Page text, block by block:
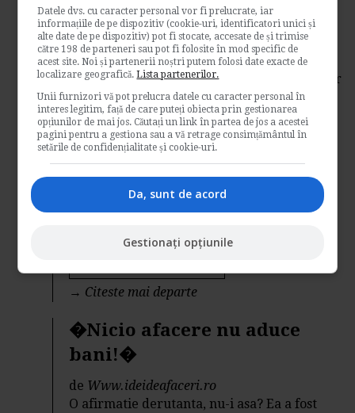
tava�...
deBruno Medicina
S-a tot vorbit de importanta tehnicilor de
vanzare, a marketingului sau a reclamei, dar
s-a...
Management si afaceri
→Citeste mai departe
Mihai Balescu
Aud extrem de des aceasta fraza. Oameni
propriu o...
→ Citeste mai departe
�Nicio afacere nu aduce
bani!�
de Www.ideideafaceri.ro
O afirmatie derutanta, nu-i asa? Ea a fost
Datele dvs. cu caracter personal vor fi prelucrate, iar
informațiile de pe dispozitiv (cookie-uri, identificatori unici și
alte date de pe dispozitiv) pot fi stocate, accesate de și trimise
către 198 de parteneri sau pot fi folosite în mod specific de
acest site. Noi și partenerii noștri putem folosi date exacte de
localizare geografică.Lista partenerilor.
Unii furnizori vă pot prelucra datele cu caracter personal în
interes legitim, față de care puteți obiecta prin gestionarea
opțiunilor de mai jos. Căutați un link în partea de jos a acestei
pagini pentru a gestiona sau a vă retrage consimțământul în
setările de confidențialitate și cookie-uri.
Da, sunt de acord
Gestionați opțiunile